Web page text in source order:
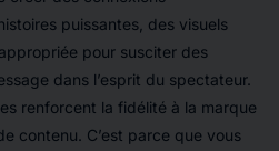
puissantes, des visuels
pour susciter des
dans l’esprit du spectateur.
renforcent la fidélité à la marque
contenu. C’est parce que vous